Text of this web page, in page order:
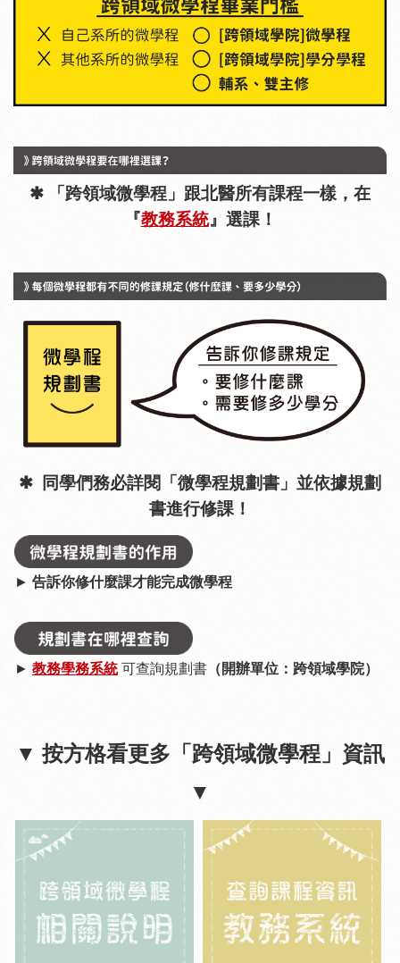
✱
「跨領域微學程」跟北醫所有課程一樣，在
『教務系統』選課！
✱
同學們務必詳閱「微學程規劃書」並依據規劃
書進行修課！
► 告訴你修什麼課才能完成微學程
► 教務學務系統可查詢規劃書 （開辦單位：跨領域學院）
▼ 按方格看更多「跨領域微學程」資訊
▼